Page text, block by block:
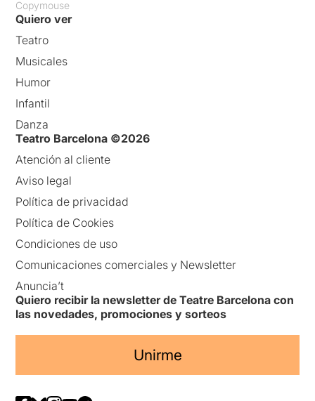
Copymouse
Quiero ver
Teatro
Musicales
Humor
Infantil
Danza
Teatro Barcelona ©2026
Atención al cliente
Aviso legal
Política de privacidad
Política de Cookies
Condiciones de uso
Comunicaciones comerciales y Newsletter
Anuncia’t
Quiero recibir la newsletter de Teatre Barcelona con
las novedades, promociones y sorteos
Unirme